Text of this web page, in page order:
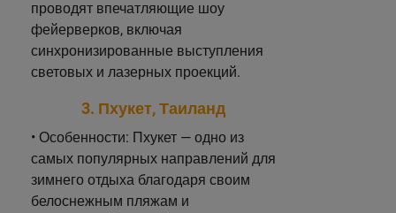
проводят впечатляющие шоу
фейерверков, включая
синхронизированные выступления
световых и лазерных проекций.
3. Пхукет, Таиланд
• Особенности: Пхукет — одно из
самых популярных направлений для
зимнего отдыха благодаря своим
белоснежным пляжам и